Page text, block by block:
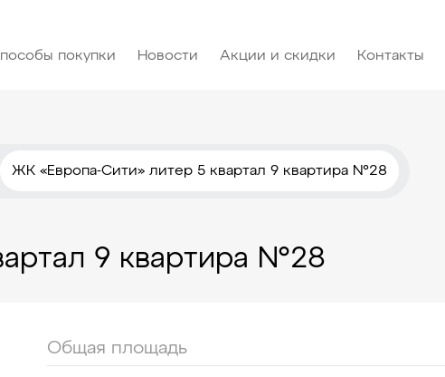
покупки Новости Акции и скидки Контакты
ЖК «Европа-Сити» литер 5 квартал 9 квартира №28
9 квартира №28
Общая площадь